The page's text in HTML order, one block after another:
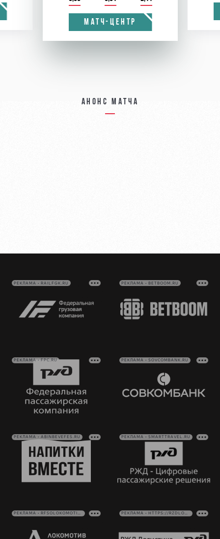
МАТЧ-ЦЕНТР
Анонс матча
РЕКЛАМА • RAILFGK.RU РЕКЛАМА • BETBOOM.RU
РЕКЛАМА • FPC.RU РЕКЛАМА • SOVCOMBANK.RU
РЕКЛАМА • ABINBEVEFES.RU РЕКЛАМА • SMARTTRAVEL.RU
РЕКЛАМА • RFSOLOKOMOTIV.RU РЕКЛАМА • HTTPS://RZDLOG.RU/